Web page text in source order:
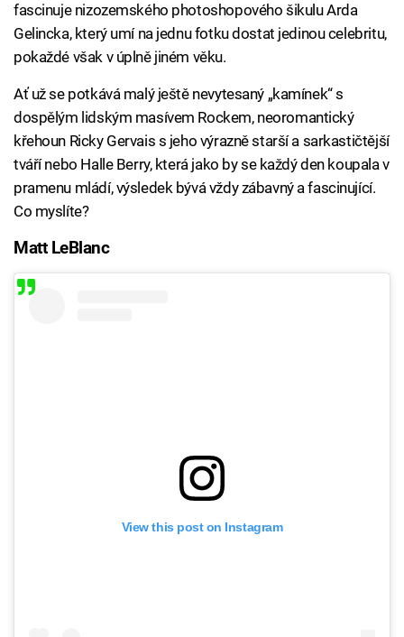
fascinuje nizozemského photoshopového šikulu Arda
Gelincka, který umí na jednu fotku dostat jedinou celebritu,
pokaždé však v úplně jiném věku.
Ať už se potkává malý ještě nevytesaný „kamínek“ s
dospělým lidským masívem Rockem, neoromantický
křehoun Ricky Gervais s jeho výrazně starší a sarkastičtější
tváří nebo Halle Berry, která jako by se každý den koupala v
pramenu mládí, výsledek bývá vždy zábavný a fascinující.
Co myslíte?
Matt LeBlanc
View this post on Instagram